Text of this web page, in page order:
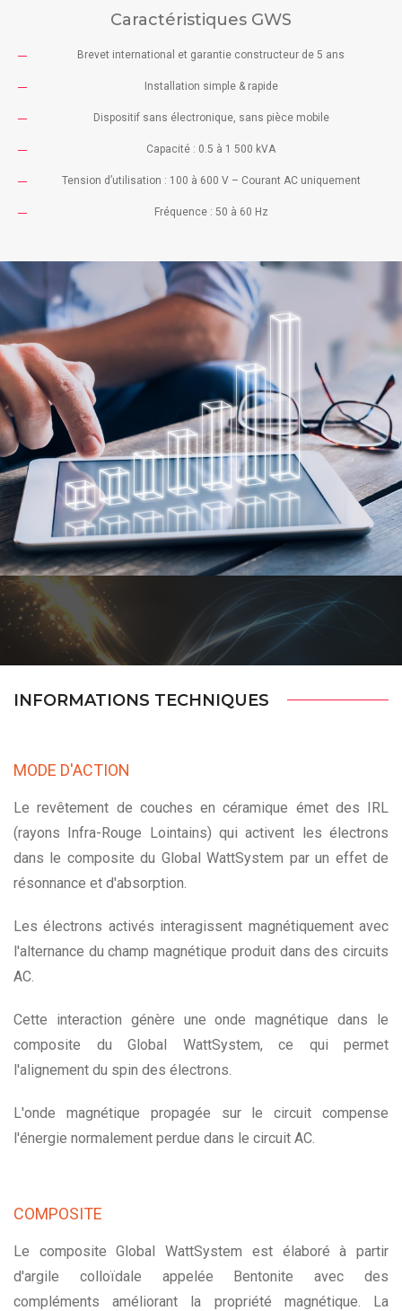
Caractéristiques GWS
Brevet international et garantie constructeur de 5 ans
Installation simple & rapide
Dispositif sans électronique, sans pièce mobile
Capacité : 0.5 à 1 500 kVA
Tension d’utilisation : 100 à 600 V – Courant AC uniquement
Fréquence : 50 à 60 Hz
INFORMATIONS TECHNIQUES
MODE D'ACTION
Le revêtement de couches en céramique émet des IRL
(rayons Infra-Rouge Lointains) qui activent les électrons
dans le composite du Global WattSystem par un effet de
résonnance et d'absorption.
Les électrons activés interagissent magnétiquement avec
l'alternance du champ magnétique produit dans des circuits
AC.
Cette interaction génère une onde magnétique dans le
composite du Global WattSystem, ce qui permet
l'alignement du spin des électrons.
L'onde magnétique propagée sur le circuit compense
l'énergie normalement perdue dans le circuit AC.
COMPOSITE
Le composite Global WattSystem est élaboré à partir
d'argile colloïdale appelée Bentonite avec des
compléments améliorant la propriété magnétique. La